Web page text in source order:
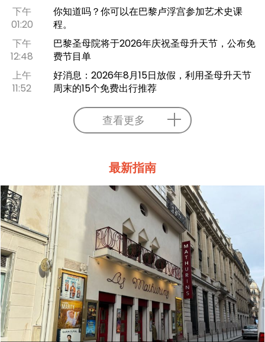
下午
01:20
你知道吗？你可以在巴黎卢浮宫参加艺术史课
程。
下午
12:48
巴黎圣母院将于2026年庆祝圣母升天节，公布免
费节目单
上午
11:52
好消息：2026年8月15日放假，利用圣母升天节
周末的15个免费出行推荐
查看更多
最新指南